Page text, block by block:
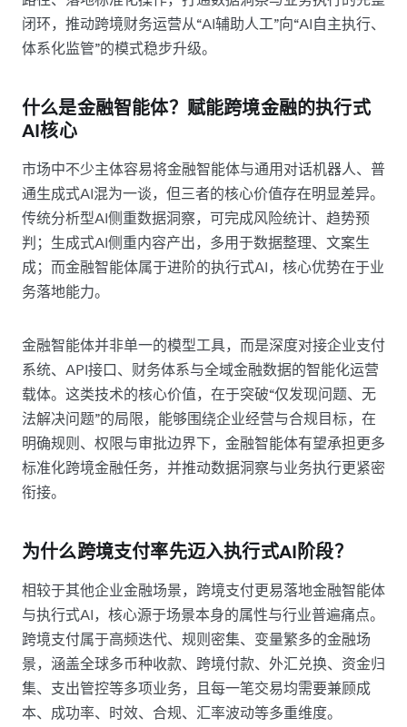
闭环，推动跨境财务运营从“AI辅助人工”向“AI自主执行、
体系化监管”的模式稳步升级。
什么是金融智能体？赋能跨境金融的执行式
AI核心
市场中不少主体容易将金融智能体与通用对话机器人、普
通生成式AI混为一谈，但三者的核心价值存在明显差异。
传统分析型AI侧重数据洞察，可完成风险统计、趋势预
判；生成式AI侧重内容产出，多用于数据整理、文案生
成；而金融智能体属于进阶的执行式AI，核心优势在于业
务落地能力。
金融智能体并非单一的模型工具，而是深度对接企业支付
系统、API接口、财务体系与全域金融数据的智能化运营
载体。这类技术的核心价值，在于突破“仅发现问题、无
法解决问题”的局限，能够围绕企业经营与合规目标，在
明确规则、权限与审批边界下，金融智能体有望承担更多
标准化跨境金融任务，并推动数据洞察与业务执行更紧密
衔接。
为什么跨境支付率先迈入执行式AI阶段？
相较于其他企业金融场景，跨境支付更易落地金融智能体
与执行式AI，核心源于场景本身的属性与行业普遍痛点。
跨境支付属于高频迭代、规则密集、变量繁多的金融场
景，涵盖全球多币种收款、跨境付款、外汇兑换、资金归
集、支出管控等多项业务，且每一笔交易均需要兼顾成
本、成功率、时效、合规、汇率波动等多重维度。